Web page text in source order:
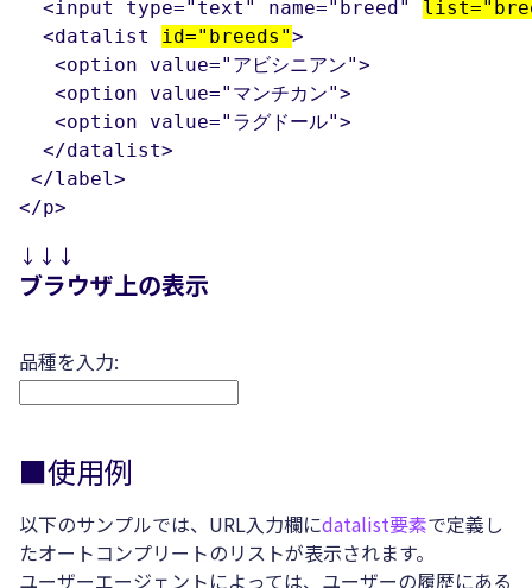
  <input type="text" name="breed"
  <datalist
id="breeds">
   <option value="アビシニアン">
   <option value="マンチカン">
   <option value="ラグドール">
  </datalist>
</label>
</p>
↓↓↓
ブラウザ上の表示
品種を入力:
■使用例
以下のサンプルでは、URL入力欄にdatalist要素で定義し
たオートコンプリートのリストが表示されます。
ユーザーエージェントによっては、ユーザーの履歴にある